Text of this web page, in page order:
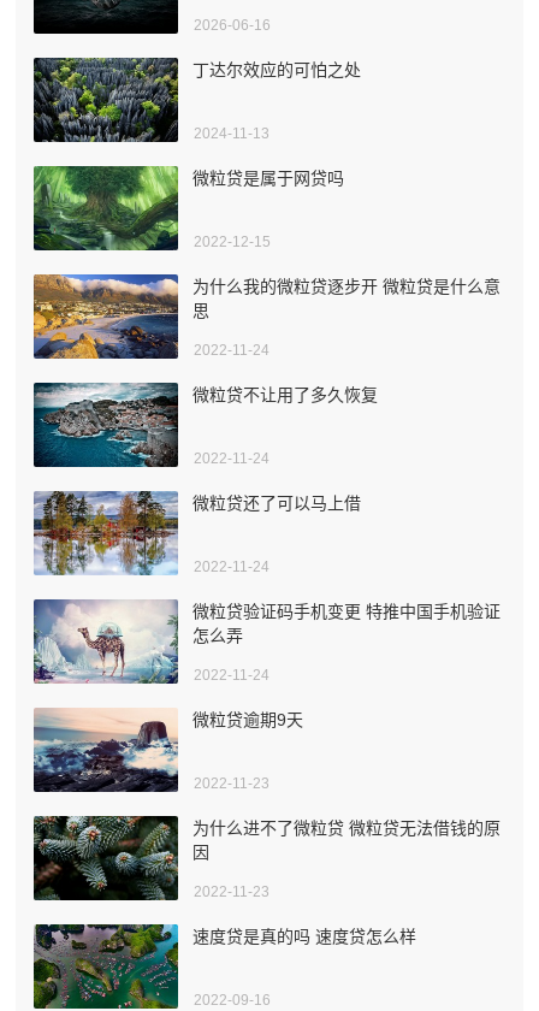
2026-06-16
丁达尔效应的可怕之处
2024-11-13
微粒贷是属于网贷吗
2022-12-15
为什么我的微粒贷逐步开 微粒贷是什么意
思
2022-11-24
微粒贷不让用了多久恢复
2022-11-24
微粒贷还了可以马上借
2022-11-24
微粒贷验证码手机变更 特推中国手机验证
怎么弄
2022-11-24
微粒贷逾期9天
2022-11-23
为什么进不了微粒贷 微粒贷无法借钱的原
因
2022-11-23
速度贷是真的吗 速度贷怎么样
2022-09-16